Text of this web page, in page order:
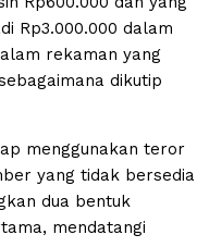
Rp3.000.000 dalam
rekaman yang
dikutip
menggunakan teror
yang tidak bersedia
dua bentuk
mendatangi